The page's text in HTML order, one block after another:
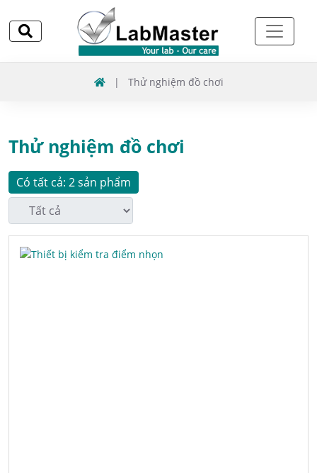
| Thử nghiệm đồ chơi
Thử nghiệm đồ chơi
Có tất cả: 2 sản phẩm